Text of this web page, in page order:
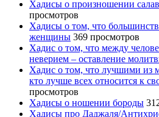
Хадисы о произношении
просмотров
Хадисы о том, что
женщины 369 просмотров
Хадис о том, что между
неверием – оставление
Хадис о том, что лучшими из
кто лучше всех относится к
просмотров
Хадисы о ношении бороды
Хадисы про Даджаля/